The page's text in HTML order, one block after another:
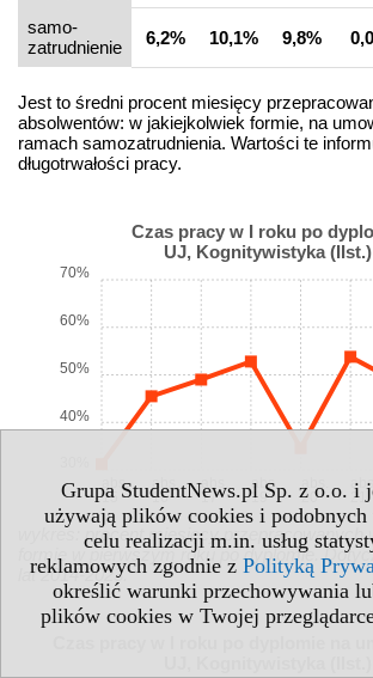
Grupa StudentNews.pl Sp. z o.o. i
używają plików cookies i
celu realizacji m.in. usług
reklamowych zgodnie z Polityką
określić warunki przechowywania
plików cookies w Twojej
samo­
zatrudnienie
6,2% 10,1% 9,8%
Jest to średni procent miesięcy
absolwentów: w jakiejkolwiek formie, na
ramach samozatrudnienia. Wartości te
długotrwałości pracy.
Czas pracy w I roku po
UJ, Kognitywistyka (IIst.)
abs.
15
abs.
16
abs.
17
abs.
19
20
abs.
21
40%
50%
60%
70%
wykres: procent miesięcy przepracowanych
formie w pierwszym roku po dyplomie.
lat 2014-2023.